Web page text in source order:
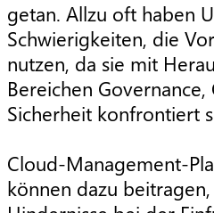
getan. Allzu oft haben
Schwierigkeiten, die
nutzen, da sie mit
Bereichen
Sicherheit konfrontiert
Cloud-Management-
können dazu